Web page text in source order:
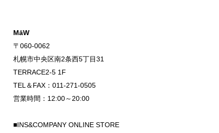
MāW
〒060-0062
札幌市中央区南2条西5丁目31
TERRACE2-5 1F
TEL＆FAX：011-271-0505
営業時間：12:00～20:00
■INS&COMPANY ONLINE STORE